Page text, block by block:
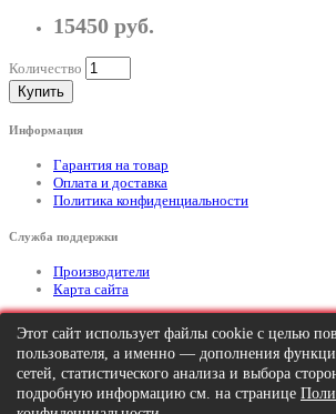
15450 руб.
Количество
Купить
Информация
Гарантия на товар
Оплата и доставка
Политика конфиденциальности
Служба поддержки
Производители
Карта сайта
Дополнительно
Тел: +7 (495) 646-82-95 mailto:info@apexx.ru
Вся информация и цены на товар, размещенные
Этот сайт использует файлы cookie с целью
пользователя, а именно — дополнения
сетей, статистического анализа и выбора
подробную информацию см. на странице